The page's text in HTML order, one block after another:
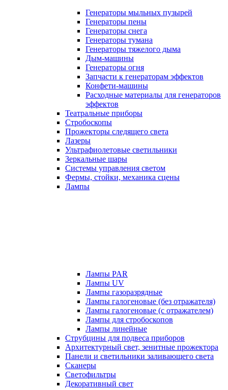
Генераторы мыльных пузырей
Генераторы пены
Генераторы снега
Генераторы тумана
Генераторы тяжелого дыма
Дым-машины
Генераторы огня
Запчасти к генераторам эффектов
Конфети-машины
Расходные материалы для генераторов
эффектов
Театральные приборы
Стробоскопы
Прожекторы следящего света
Лазеры
Ультрафиолетовые светильники
Зеркальные шары
Системы управления светом
Фермы, стойки, механика сцены
Лампы
Лампы PAR
Лампы UV
Лампы газоразрядные
Лампы галогеновые (без отражателя)
Лампы галогеновые (с отражателем)
Лампы для стробоскопов
Лампы линейные
Струбцины для подвеса приборов
Архитектурный свет, зенитные прожектора
Панели и светильники заливающего света
Сканеры
Светофильтры
Декоративный свет